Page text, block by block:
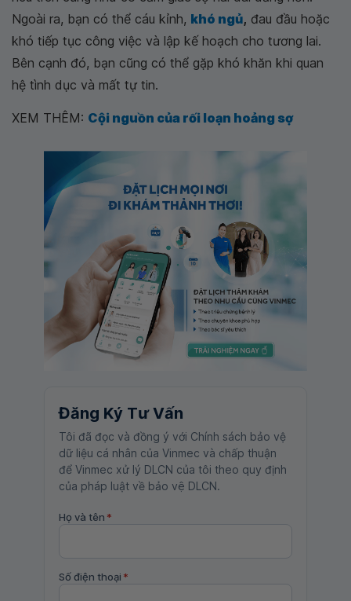
Ngoài ra, bạn có thể cáu kỉnh, khó ngủ, đau đầu hoặc
khó tiếp tục công việc và lập kế hoạch cho tương lai.
Bên cạnh đó, bạn cũng có thể gặp khó khăn khi quan
hệ tình dục và mất tự tin.
XEM THÊM: Cội nguồn của rối loạn hoảng sợ
Đăng Ký Tư Vấn
Tôi đã đọc và đồng ý với Chính sách bảo vệ
dữ liệu cá nhân của Vinmec và chấp thuận
để Vinmec xử lý DLCN của tôi theo quy định
của pháp luật về bảo vệ DLCN.
Họ và tên *
Số điện thoại *